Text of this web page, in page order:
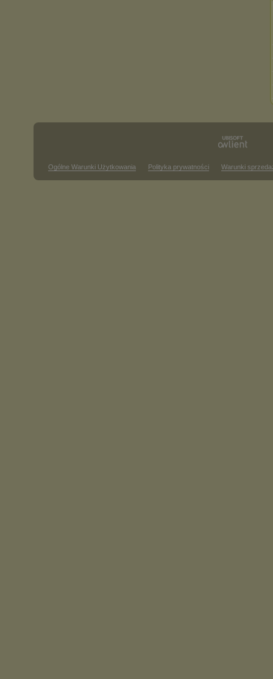
Ogólne Warunki Użytkowania Polityka prywatności Warunki